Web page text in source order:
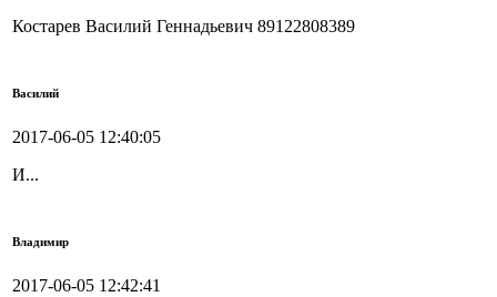
Костарев Василий Геннадьевич 89122808389
Василий
2017-06-05 12:40:05
И...
Владимир
2017-06-05 12:42:41